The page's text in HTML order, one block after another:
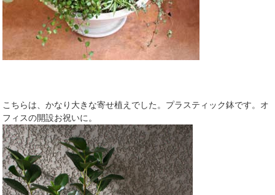
こちらは、かなり大きな寄せ植えでした。プラスティック鉢です。オ
フィスの開設お祝いに。